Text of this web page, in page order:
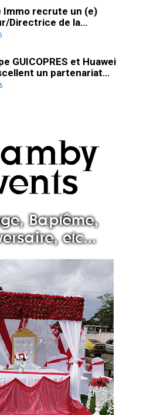
Immo recrute un (e)
Directrice de la…
GUICOPRES et Huawei
un partenariat…